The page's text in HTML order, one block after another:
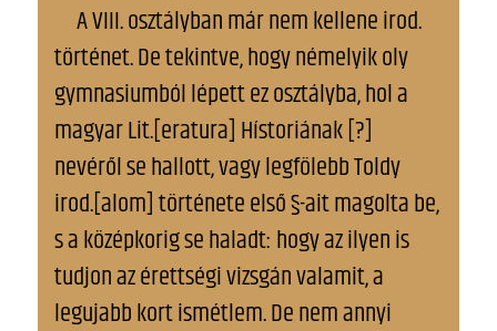
A VIII. osztályban már nem kellene irod.
történet. De tekintve, hogy némelyik oly
gymnasiumból lépett ez osztályba, hol a
magyar Lit.[eratura] Hístoriának [?]
nevéről se hallott, vagy legfölebb Toldy
irod.[alom] története első §-ait magolta be,
s a középkorig se haladt: hogy az ilyen is
tudjon az érettségi vizsgán valamit, a
legujabb kort ismétlem. De nem annyi